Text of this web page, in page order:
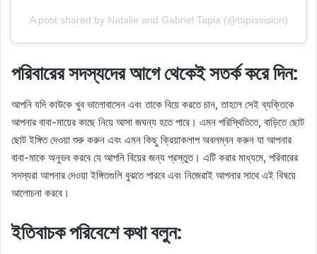
A post shared by Natalie and Gabriel Tapia (@tapiavision)
পরিবারের সদস্যদের আগে থেকেই সতর্ক করে দিন:
আপনি যদি কাউকে খুব ভালোবাসেন এবং তাকে বিয়ে করতে চান, তাহলে সেই ব্যক্তিকে
আপনার বাবা-মায়ের কাছে নিয়ে আসা জঘন্য হতে পারে। এমন পরিস্থিতিতে, বাড়িতে ছোট
ছোট ইঙ্গিত দেওয়া শুরু করুন এবং এমন কিছু ক্রিয়াকলাপ অবলম্বন করুন যা আপনার
বাবা-মাকে অনুভব করবে যে আপনি বিয়ের জন্য প্রস্তুত। এটি করার মাধ্যমে, পরিবারের
সদস্যরা আপনার দেওয়া ইঙ্গিতগুলি বুঝতে পারবে এবং নিজেরাই আপনার সাথে এই বিষয়ে
আলোচনা করবে।
ইতিবাচক পরিবেশে কথা বলুন: